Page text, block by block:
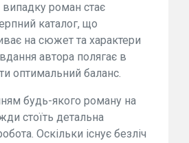
випадку роман стає
каталог, що
на сюжет та характери
автора полягає в
оптимальний баланс.
будь-якого роману на
стоїть детальна
Оскільки існує безліч